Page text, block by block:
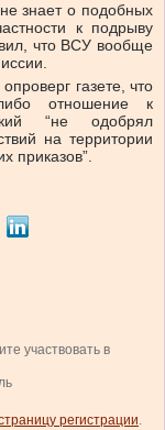
знает о подобных
к подрыву
что ВСУ вообще
газете, что
отношение к
“не одобрял
на территории
приказов”.
участвовать в
регистрации.